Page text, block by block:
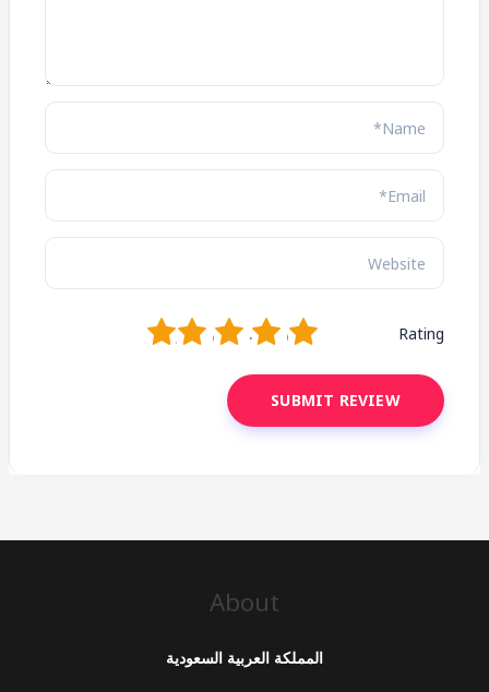
Rating
5
4
3
2
About
المملكة العربية السعودية